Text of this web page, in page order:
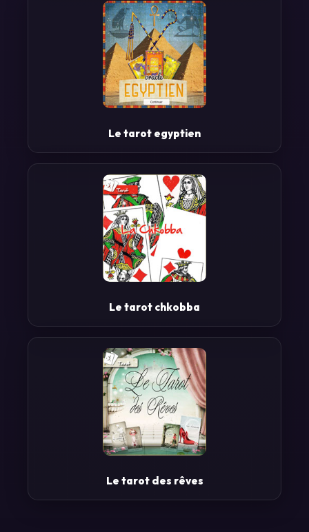
Le tarot egyptien
Le tarot chkobba
Le tarot des rêves